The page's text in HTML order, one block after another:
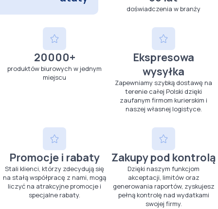
doświadczenia w branży
20000+
produktów biurowych w jednym
miejscu
Ekspresowa
wysyłka
Zapewniamy szybką dostawę na
terenie całej Polski dzięki
zaufanym firmom kurierskim i
naszej własnej logistyce.
Promocje i rabaty
Stali klienci, którzy zdecydują się
na stałą współpracę z nami, mogą
liczyć na atrakcyjne promocje i
specjalne rabaty.
Zakupy pod kontrolą
Dzięki naszym funkcjom
akceptacji, limitów oraz
generowania raportów, zyskujesz
pełną kontrolę nad wydatkami
swojej firmy.